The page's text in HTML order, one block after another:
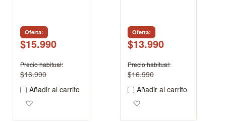
Oferta
$15.990
Precio habitual
$16.990
Añadir al carrito
Oferta
$13.990
Precio habitual
$16.990
Añadir al carrito